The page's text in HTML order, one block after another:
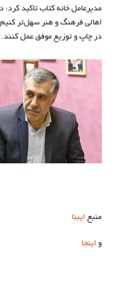
مدیرعامل خانه کتاب تاکید کرد:
اهالی فرهنگ و هنر سهل‌‌تر کنیم
در چاپ و توزیع موفق عمل کنند.
منبع ایبنا
و اینجا